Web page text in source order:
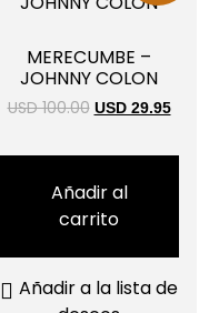
MERECUMBE –
JOHNNY COLON
USD 100.00 USD 29.95
Añadir al
carrito
Añadir a la lista de